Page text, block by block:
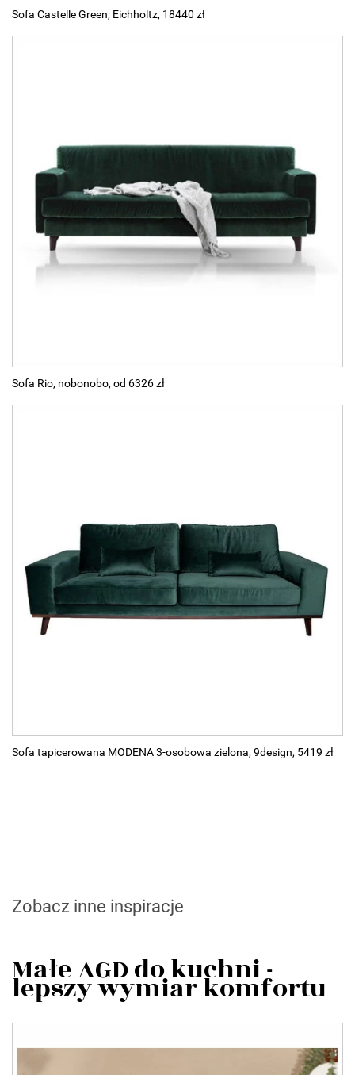
Sofa Castelle Green, Eichholtz, 18440 zł
Sofa Rio, nobonobo, od 6326 zł
Sofa tapicerowana MODENA 3-osobowa zielona, 9design, 5419 zł
Zobacz inne inspiracje
Małe AGD do kuchni -
lepszy wymiar komfortu